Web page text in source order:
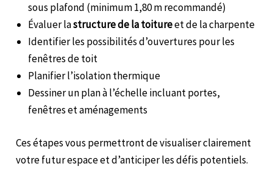
sous plafond (minimum 1,80 m recommandé)
Évaluer lastructure de la toitureet de la charpente
Identifier les possibilités d’ouvertures pour les
fenêtres de toit
Planifier l’isolation thermique
Dessiner un plan à l’échelle incluant portes,
fenêtres et aménagements
Ces étapes vous permettront de visualiser clairement
votre futur espace et d’anticiper les défis potentiels.